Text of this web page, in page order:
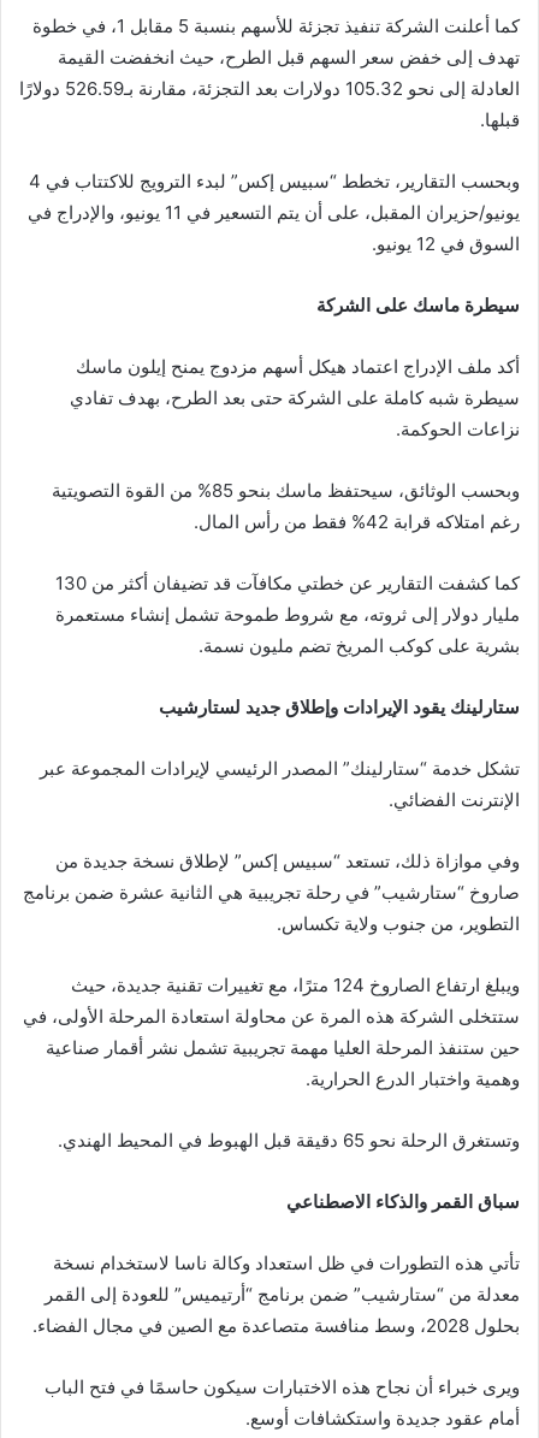
كما أعلنت الشركة تنفيذ تجزئة للأسهم بنسبة 5 مقابل 1، في خطوة
تهدف إلى خفض سعر السهم قبل الطرح، حيث انخفضت القيمة
العادلة إلى نحو 105.32 دولارات بعد التجزئة، مقارنة بـ526.59 دولارًا
قبلها.
وبحسب التقارير، تخطط “سبيس إكس” لبدء الترويج للاكتتاب في 4
يونيو/حزيران المقبل، على أن يتم التسعير في 11 يونيو، والإدراج في
السوق في 12 يونيو.
سيطرة ماسك على الشركة
أكد ملف الإدراج اعتماد هيكل أسهم مزدوج يمنح إيلون ماسك
سيطرة شبه كاملة على الشركة حتى بعد الطرح، بهدف تفادي
نزاعات الحوكمة.
وبحسب الوثائق، سيحتفظ ماسك بنحو 85% من القوة التصويتية
رغم امتلاكه قرابة 42% فقط من رأس المال.
كما كشفت التقارير عن خطتي مكافآت قد تضيفان أكثر من 130
مليار دولار إلى ثروته، مع شروط طموحة تشمل إنشاء مستعمرة
بشرية على كوكب المريخ تضم مليون نسمة.
ستارلينك يقود الإيرادات وإطلاق جديد لستارشيب
تشكل خدمة “ستارلينك” المصدر الرئيسي لإيرادات المجموعة عبر
الإنترنت الفضائي.
وفي موازاة ذلك، تستعد “سبيس إكس” لإطلاق نسخة جديدة من
صاروخ “ستارشيب” في رحلة تجريبية هي الثانية عشرة ضمن برنامج
التطوير، من جنوب ولاية تكساس.
ويبلغ ارتفاع الصاروخ 124 مترًا، مع تغييرات تقنية جديدة، حيث
ستتخلى الشركة هذه المرة عن محاولة استعادة المرحلة الأولى، في
حين ستنفذ المرحلة العليا مهمة تجريبية تشمل نشر أقمار صناعية
وهمية واختبار الدرع الحرارية.
وتستغرق الرحلة نحو 65 دقيقة قبل الهبوط في المحيط الهندي.
سباق القمر والذكاء الاصطناعي
تأتي هذه التطورات في ظل استعداد وكالة ناسا لاستخدام نسخة
معدلة من “ستارشيب” ضمن برنامج “أرتيميس” للعودة إلى القمر
بحلول 2028، وسط منافسة متصاعدة مع الصين في مجال الفضاء.
ويرى خبراء أن نجاح هذه الاختبارات سيكون حاسمًا في فتح الباب
أمام عقود جديدة واستكشافات أوسع.